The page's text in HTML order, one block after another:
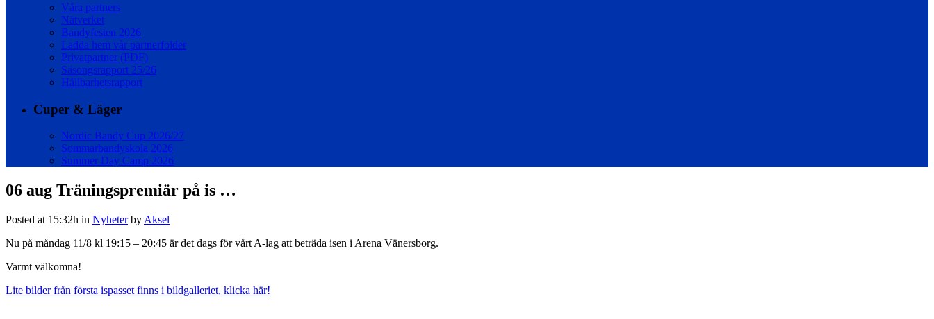
Våra partners
Nätverket
Bandyfesten 2026
Ladda hem vår partnerfolder
Privatpartner (PDF)
Säsongsrapport 25/26
Hållbarhetsrapport
Cuper & Läger
Nordic Bandy Cup 2026/27
Sommarbandyskola 2026
Summer Day Camp 2026
06 aug Träningspremiär på is …
Posted at 15:32h in Nyheter by Aksel
Nu på måndag 11/8 kl 19:15 – 20:45 är det dags för vårt A-lag att beträda isen i Arena Vänersborg.
Varmt välkomna!
Lite bilder från första ispasset finns i bildgalleriet, klicka här!